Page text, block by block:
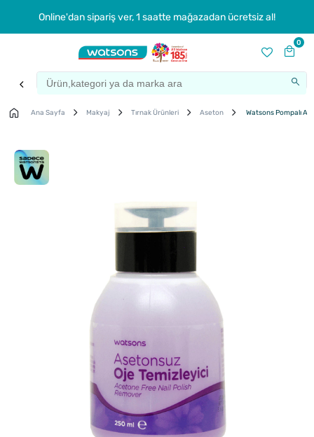
Online'dan sipariş ver, 1 saatte mağazadan ücretsiz al!
0
Ana Sayfa Makyaj Tırnak Ürünleri Aseton Watsons Pompalı